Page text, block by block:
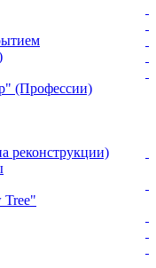
(Профессии)
реконструкции)
Tree"